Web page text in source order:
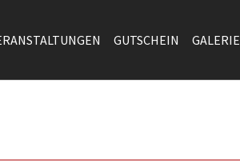
GUTSCHEIN GALERIE